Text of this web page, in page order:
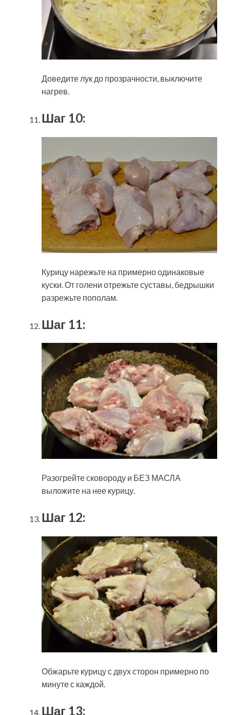
Доведите лук до прозрачности, выключите
нагрев.
Шаг 10:
Курицу нарежьте на примерно одинаковые
куски. От голени отрежьте суставы, бедрышки
разрежьте пополам.
Шаг 11:
Разогрейте сковороду и БЕЗ МАСЛА
выложите на нее курицу.
Шаг 12:
Обжарьте курицу с двух сторон примерно по
минуте с каждой.
Шаг 13: